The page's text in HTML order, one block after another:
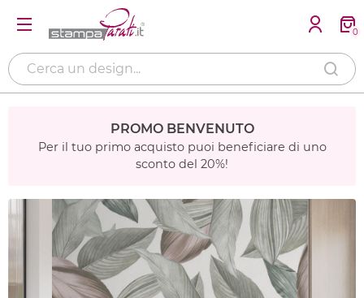
0
PROMO BENVENUTO
Per il tuo primo acquisto puoi beneficiare di uno
sconto del 20%!